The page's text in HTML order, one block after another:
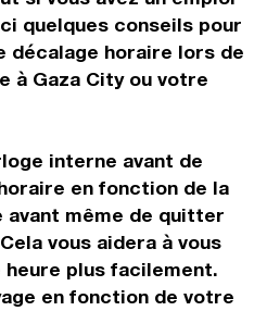
quelques conseils pour
décalage horaire lors de
à Gaza City ou votre
interne avant de
en fonction de la
avant même de quitter
vous aidera à vous
heure plus facilement.
en fonction de votre